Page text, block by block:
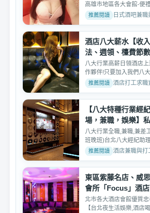
高雄市地區各大會館-便
酒店公關小姐，八大幹...
日式酒吧兼
酒店八大薪水【收
法、週領、檯費節
八大行業高薪日領酒店
作夥伴!只要加入我們八
隊月入10幾萬以上非夢...
酒店打工求職
【八大特種行業經
場，兼職，娛樂】
高薪工作
八大行業全職,兼職,兼差
班晚班)台北八大經紀助
公關、領檯、酒店行...
酒店兼職與打
東區紫藤名店、威
會所「Focus」酒
北市各大酒店會館優質
【台北夜生活娛樂,酒店